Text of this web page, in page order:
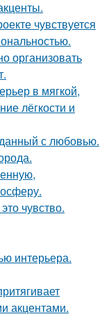
чувствуется
организовать
в мягкой,
лёгкости и
с любовью.
чувство.
интерьера.
акцентами.